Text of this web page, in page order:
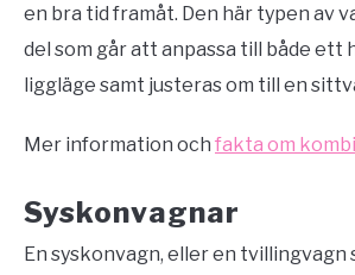
en bra tid framåt. Den här typen av
del som går att anpassa till både ett
liggläge samt justeras om till en
Mer information och fakta om
Syskonvagnar
En syskonvagn, eller en tvillingvagn